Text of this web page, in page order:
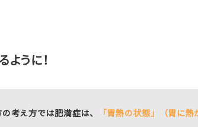
ように！
考え方では肥満症は、
「胃熱の状態」（胃に熱